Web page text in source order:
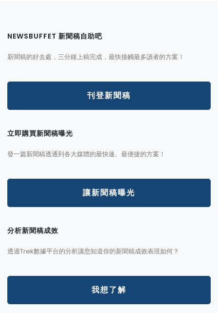
NEWSBUFFET 新聞稿自助吧
新聞稿的好去處，三分鐘上稿完成，最快接觸最多讀者的方案！
刊登新聞稿
立即購買新聞稿曝光
發一篇新聞稿透通到各大媒體的最快速、最便捷的方案！
讓新聞稿曝光
分析新聞稿成效
透過Trek數據平台的分析讓您知道你的新聞稿成效表現如何？
我想了解